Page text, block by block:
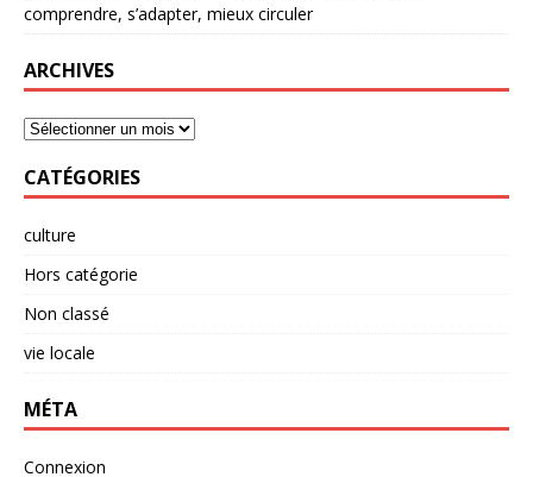
comprendre, s’adapter, mieux circuler
ARCHIVES
CATÉGORIES
culture
Hors catégorie
Non classé
vie locale
MÉTA
Connexion